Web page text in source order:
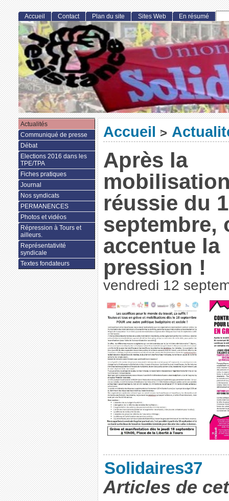
Accueil >
Après la
réussie du
septembre,
accentue la
pression !
vendredi 12
Solidaires37
Articles de
Accueil Contact Plan du site Sites Web En résumé
Actualités
Communiqué de presse
Débat
Elections 2016 dans les
TPE/TPA
Fiches pratiques
Journal
Nos syndicats
PERMANENCES
Photos et vidéos
Répression à Tours et
ailleurs.
Représentativité
syndicale
Textes fondateurs